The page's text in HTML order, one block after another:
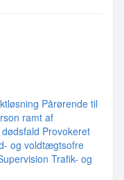
Pårørende til
ramt af
Provokeret
og voldtægtsofre
Trafik- og